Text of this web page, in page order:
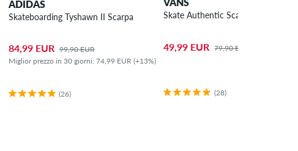
ADIDAS
Skateboarding Tyshawn II Scarpa
84,99 EUR 99,90 EUR
Miglior prezzo in 30 giorni: 74,99 EUR (+13%)
(26)
VANS
Skate Authentic Scarpa
49,99 EUR 79,90 EUR
(28)